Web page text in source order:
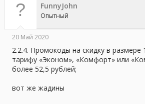
FunnyJohn
Опытный
20 Май 2020
2.2.4. Промокоды на скидку в размере
тарифу «Эконом», «Комфорт» или
более 52,5 рублей;
вот же жадины